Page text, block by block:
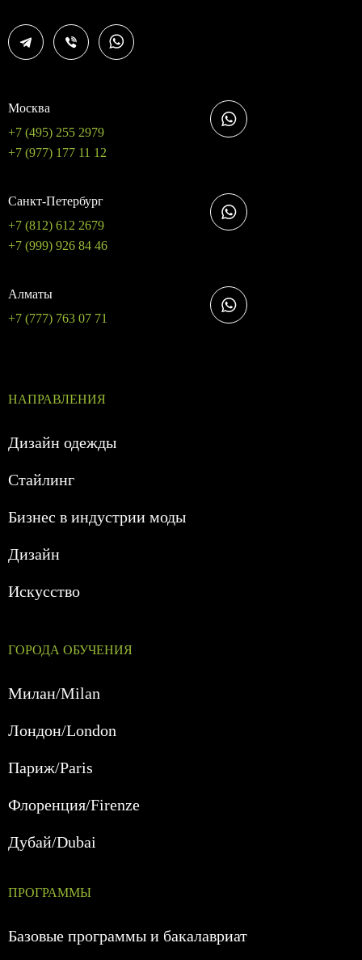
Москва
+7 (495) 255 2979
+7 (977) 177 11 12
Санкт-Петербург
+7 (812) 612 2679
+7 (999) 926 84 46
Алматы
+7 (777) 763 07 71
НАПРАВЛЕНИЯ
Дизайн одежды
Стайлинг
Бизнес в индустрии моды
Дизайн
Искусство
ГОРОДА ОБУЧЕНИЯ
Милан/Milan
Лондон/London
Париж/Paris
Флоренция/Firenze
Дубай/Dubai
ПРОГРАММЫ
Базовые программы и бакалавриат